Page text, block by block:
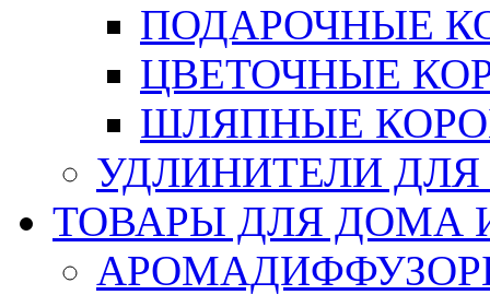
ПОДАРОЧНЫЕ
ЦВЕТОЧНЫЕ
ШЛЯПНЫЕ
УДЛИНИТЕЛИ
ТОВАРЫ ДЛЯ ДОМА